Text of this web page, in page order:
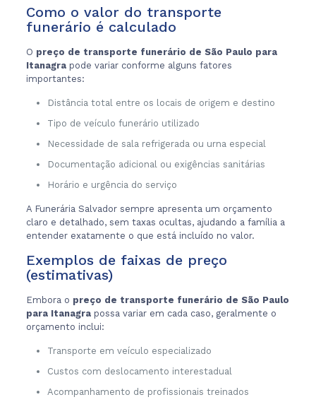
Como o valor do transporte
funerário é calculado
O preço de transporte funerário de São Paulo para
Itanagra pode variar conforme alguns fatores
importantes:
Distância total entre os locais de origem e destino
Tipo de veículo funerário utilizado
Necessidade de sala refrigerada ou urna especial
Documentação adicional ou exigências sanitárias
Horário e urgência do serviço
A Funerária Salvador sempre apresenta um orçamento
claro e detalhado, sem taxas ocultas, ajudando a família a
entender exatamente o que está incluído no valor.
Exemplos de faixas de preço
(estimativas)
Embora o preço de transporte funerário de São Paulo
para Itanagra possa variar em cada caso, geralmente o
orçamento inclui:
Transporte em veículo especializado
Custos com deslocamento interestadual
Acompanhamento de profissionais treinados